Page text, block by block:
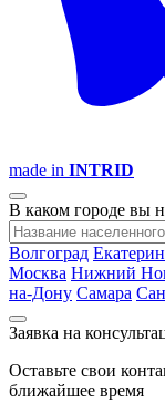
made in INTRID
В каком городе вы
Волгоград
Москва Нижний
на-Дону Самара
Заявка на
Оставьте свои
ближайшее время